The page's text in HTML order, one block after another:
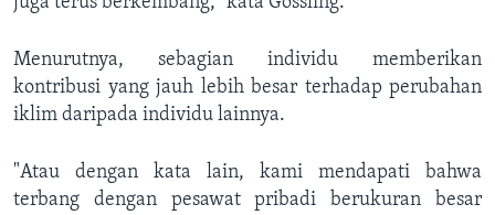
Menurutnya, sebagian individu memberikan
kontribusi yang jauh lebih besar terhadap perubahan
iklim daripada individu lainnya.
"Atau dengan kata lain, kami mendapati bahwa
terbang dengan pesawat pribadi berukuran besar